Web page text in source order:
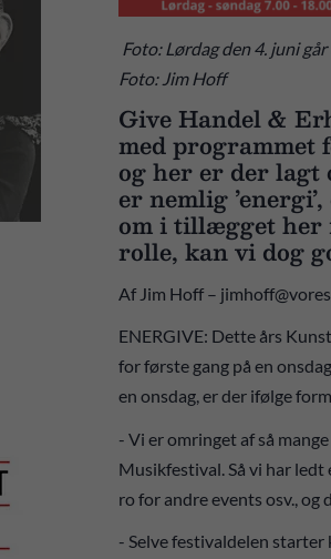
Foto: Lørdag den 4. juni
Foto: Jim Hoff
Give Handel &
med
og her er der lagt
er nemlig
om i tillægget her
rolle, kan vi dog
Af Jim Hoff –
ENERGIVE: Dette års
for første gang på en
en onsdag, er der ifølge
- Vi er omringet af så
Musikfestival. Så vi har
ro for andre events osv., og
- Selve festivaldelen